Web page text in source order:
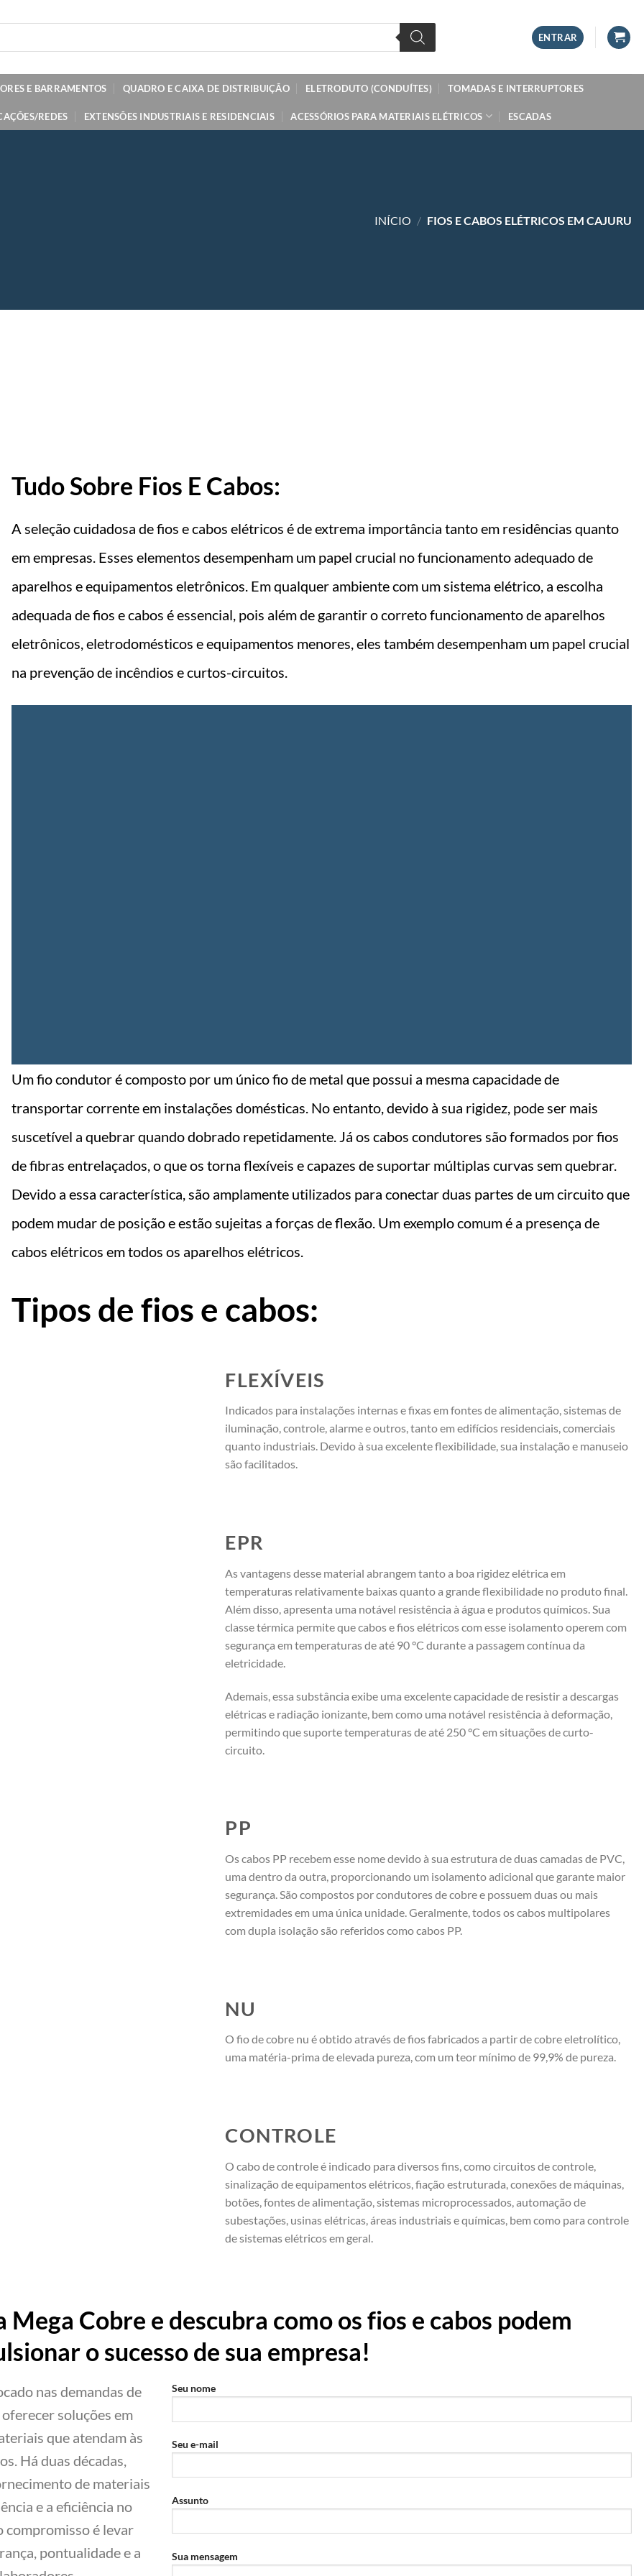
ENTRAR
E BARRAMENTOS QUADRO E CAIXA DE DISTRIBUIÇÃO ELETRODUTO (CONDUÍTES) TOMADAS E INTERRUPTORES
REDES EXTENSÕES INDUSTRIAIS E RESIDENCIAIS ACESSÓRIOS PARA MATERIAIS ELÉTRICOS ESCADAS
INÍCIO / FIOS E CABOS ELÉTRICOS EM CAJURU
Tudo Sobre Fios E Cabos:
A seleção cuidadosa de fios e cabos elétricos é de extrema importância tanto em residências quanto
em empresas. Esses elementos desempenham um papel crucial no funcionamento adequado de
aparelhos e equipamentos eletrônicos. Em qualquer ambiente com um sistema elétrico, a escolha
adequada de fios e cabos é essencial, pois além de garantir o correto funcionamento de aparelhos
eletrônicos, eletrodomésticos e equipamentos menores, eles também desempenham um papel crucial
na prevenção de incêndios e curtos-circuitos.
Um fio condutor é composto por um único fio de metal que possui a mesma capacidade de
transportar corrente em instalações domésticas. No entanto, devido à sua rigidez, pode ser mais
suscetível a quebrar quando dobrado repetidamente. Já os cabos condutores são formados por fios
de fibras entrelaçados, o que os torna flexíveis e capazes de suportar múltiplas curvas sem quebrar.
Devido a essa característica, são amplamente utilizados para conectar duas partes de um circuito que
podem mudar de posição e estão sujeitas a forças de flexão. Um exemplo comum é a presença de
cabos elétricos em todos os aparelhos elétricos.
Tipos de fios e cabos:
FLEXÍVEIS
Indicados para instalações internas e fixas em fontes de alimentação, sistemas de
iluminação, controle, alarme e outros, tanto em edifícios residenciais, comerciais
quanto industriais. Devido à sua excelente flexibilidade, sua instalação e manuseio
são facilitados.
EPR
As vantagens desse material abrangem tanto a boa rigidez elétrica em
temperaturas relativamente baixas quanto a grande flexibilidade no produto final.
Além disso, apresenta uma notável resistência à água e produtos químicos. Sua
classe térmica permite que cabos e fios elétricos com esse isolamento operem com
segurança em temperaturas de até 90 °C durante a passagem contínua da
eletricidade.
Ademais, essa substância exibe uma excelente capacidade de resistir a descargas
elétricas e radiação ionizante, bem como uma notável resistência à deformação,
permitindo que suporte temperaturas de até 250 °C em situações de curto-
circuito.
PP
Os cabos PP recebem esse nome devido à sua estrutura de duas camadas de PVC,
uma dentro da outra, proporcionando um isolamento adicional que garante maior
segurança. São compostos por condutores de cobre e possuem duas ou mais
extremidades em uma única unidade. Geralmente, todos os cabos multipolares
com dupla isolação são referidos como cabos PP.
NU
O fio de cobre nu é obtido através de fios fabricados a partir de cobre eletrolítico,
uma matéria-prima de elevada pureza, com um teor mínimo de 99,9% de pureza.
CONTROLE
O cabo de controle é indicado para diversos fins, como circuitos de controle,
sinalização de equipamentos elétricos, fiação estruturada, conexões de máquinas,
botões, fontes de alimentação, sistemas microprocessados, automação de
subestações, usinas elétricas, áreas industriais e químicas, bem como para controle
de sistemas elétricos em geral.
Cobre e descubra como os fios e cabos podem
o sucesso de sua empresa!
nas demandas de
soluções em
que atendam às
Há duas décadas,
de materiais
e a eficiência no
compromisso é levar
pontualidade e a
Seu nome
Seu e-mail
Assunto
Sua mensagem